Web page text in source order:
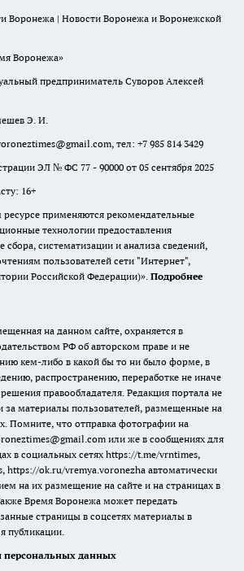
Воронежа | Новости Воронежа и Воронежской
Воронежа»
предприниматель Суворов Алексей
Э. И.
тел: +7 985 814 3429
ЭЛ № ФС 77 - 90000 от 05 сентября 2025
16+
применяются рекомендательные
технологии предоставления
систематизации и анализа сведений,
пользователей сети "Интернет",
Российской Федерации)». Подробнее
на данном сайте, охраняется в
РФ об авторском праве и не
кем-либо в какой бы то ни было форме, в
распространению, переработке не иначе
правообладателя. Редакция портала не
за материалы пользователей, размещенные на
Помните, что отправка фотографии на
или же в сообщениях для
в социальных сетях https://t.me/vrntimes,
, https://ok.ru/vremya.voronezha автоматически
на их размещение на сайте и на страницах в
Время Воронежа может передать
страницы в соцсетях материалы в
публикации.
персональных данных